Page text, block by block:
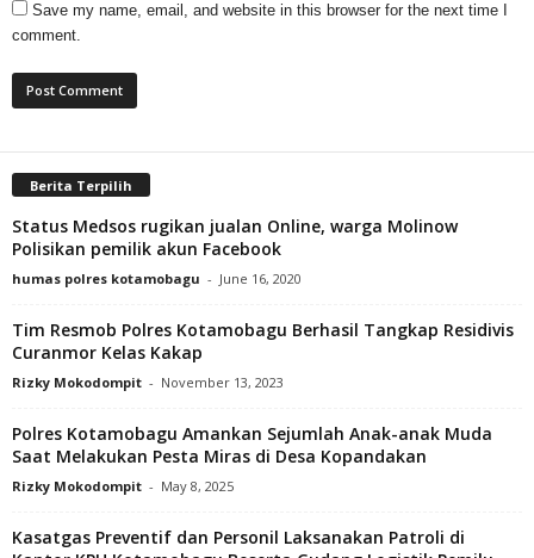
Save my name, email, and website in this browser for the next time I
comment.
Berita Terpilih
Status Medsos rugikan jualan Online, warga Molinow
Polisikan pemilik akun Facebook
humas polres kotamobagu - June 16, 2020
Tim Resmob Polres Kotamobagu Berhasil Tangkap Residivis
Curanmor Kelas Kakap
Rizky Mokodompit - November 13, 2023
Polres Kotamobagu Amankan Sejumlah Anak-anak Muda
Saat Melakukan Pesta Miras di Desa Kopandakan
Rizky Mokodompit - May 8, 2025
Kasatgas Preventif dan Personil Laksanakan Patroli di